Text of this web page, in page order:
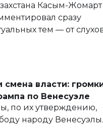
Касым-Жомарт
сразу
тем — от
и личного
власти:
по Венесуэле
по их утверждению,
народу Венесуэлы.